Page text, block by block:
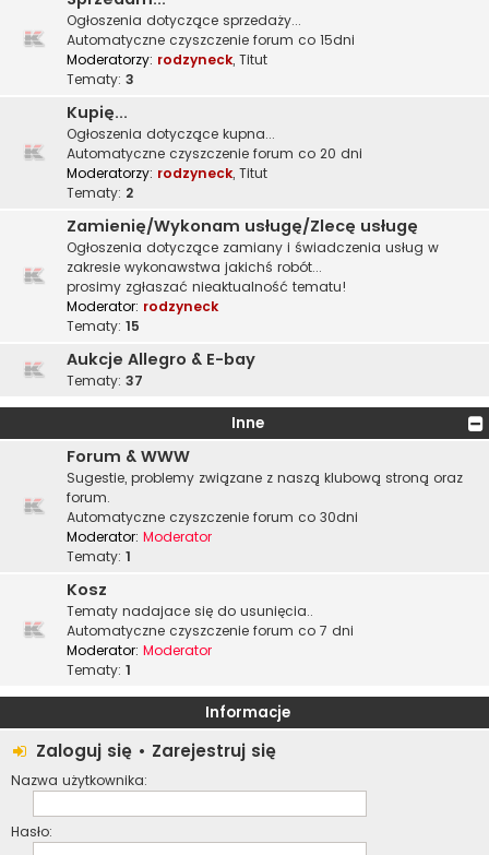
Ogłoszenia dotyczące sprzedaży...
Automatyczne czyszczenie forum co 15dni
Moderatorzy: rodzyneck, Titut
Tematy: 3
Kupię...
Ogłoszenia dotyczące kupna...
Automatyczne czyszczenie forum co 20 dni
Moderatorzy: rodzyneck, Titut
Tematy: 2
Zamienię/Wykonam usługę/Zlecę usługę
Ogłoszenia dotyczące zamiany i świadczenia usług w
zakresie wykonawstwa jakichś robót...
prosimy zgłaszać nieaktualność tematu!
Moderator: rodzyneck
Tematy: 15
Aukcje Allegro & E-bay
Tematy: 37
Inne
Forum & WWW
Sugestie, problemy związane z naszą klubową stroną oraz
forum.
Automatyczne czyszczenie forum co 30dni
Moderator: Moderator
Tematy: 1
Kosz
Tematy nadajace się do usunięcia..
Automatyczne czyszczenie forum co 7 dni
Moderator: Moderator
Tematy: 1
Informacje
Zaloguj się • Zarejestruj się
Nazwa użytkownika:
Hasło: